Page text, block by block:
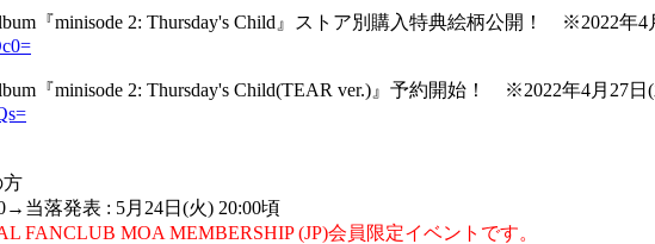
『minisode 2: Thursday's Child』ストア別購入特典絵柄公開！ ※2022年4
『minisode 2: Thursday's Child(TEAR ver.)』予約開始！ ※2022年4月27日
方
当落発表 : 5月24日(火) 20:00頃
FANCLUB MOA MEMBERSHIP (JP)会員限定イベントです。